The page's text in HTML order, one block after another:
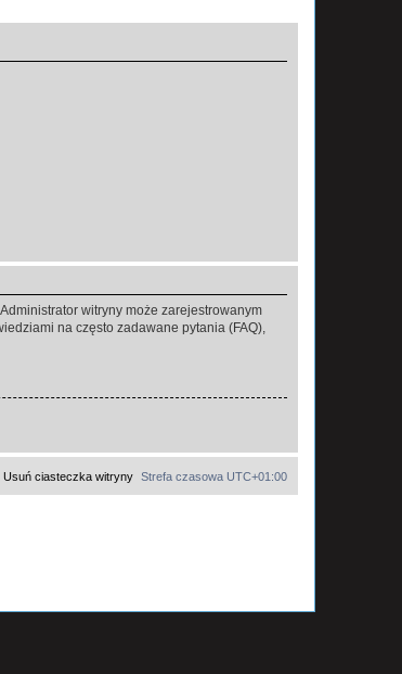
witryny może zarejestrowanym
na często zadawane pytania (FAQ),
Strefa czasowa UTC+01:00
Usuń ciasteczka witryny